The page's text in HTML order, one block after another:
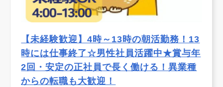
【未経験歓迎】4時～13時の朝活勤務！13
時には仕事終了☆男性社員活躍中★賞与年
2回・安定の正社員で長く働ける！異業種
からの転職も大歓迎！